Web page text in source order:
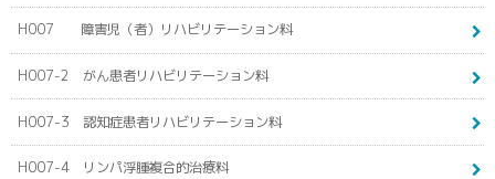
H007 障害児（者）リハビリテーション料
H007-2 がん患者リハビリテーション料
H007-3 認知症患者リハビリテーション料
H007-4 リンパ浮腫複合的治療料